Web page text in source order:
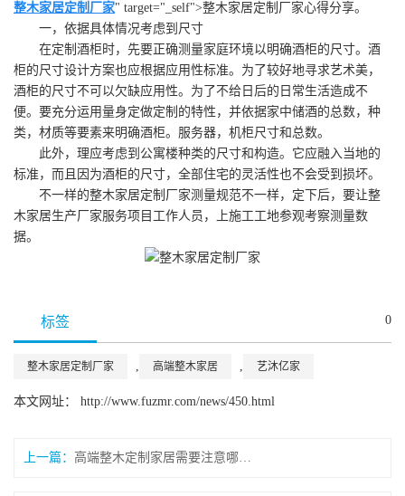
整木家居定制厂家" target="_self">整木家居定制厂家心得分享。
一，依据具体情况考虑到尺寸
在定制酒柜时，先要正确测量家庭环境以明确酒柜的尺寸。酒
柜的尺寸设计方案也应根据应用性标准。为了较好地寻求艺术美，
酒柜的尺寸不可以欠缺应用性。为了不给日后的日常生活造成不
便。要充分运用量身定做定制的特性，并依据家中储酒的总数，种
类，材质等要素来明确酒柜。服务器，机柜尺寸和总数。
此外，理应考虑到公寓楼种类的尺寸和构造。它应融入当地的
标准，而且因为酒柜的尺寸，全部住宅的灵活性也不会受到损坏。
不一样的整木家居定制厂家测量规范不一样，定下后，要让整
木家居生产厂家服务项目工作人员，上施工工地参观考察测量数
据。
标签 0
整木家居定制厂家 , 高端整木家居 , 艺沐亿家
本文网址： http://www.fuzmr.com/news/450.html
上一篇： 高端整木定制家居需要注意哪些事项？